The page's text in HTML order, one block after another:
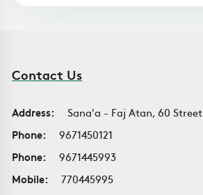
Contact Us
Address:
Sana'a - Faj Atan, 60 Street
Phone:
9671450121
Phone:
9671445993
Mobile:
770445995